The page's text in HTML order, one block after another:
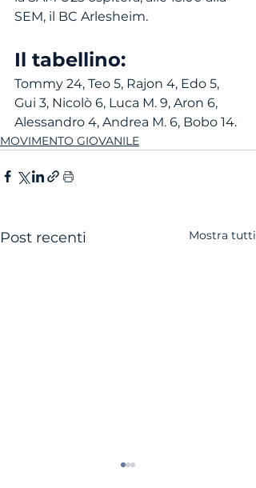
SEM, il BC Arlesheim.
Il tabellino:
Tommy 24, Teo 5, Rajon 4, Edo 5,
Gui 3, Nicolò 6, Luca M. 9, Aron 6,
Alessandro 4, Andrea M. 6, Bobo 14.
MOVIMENTO GIOVANILE
Post recenti Mostra tutti